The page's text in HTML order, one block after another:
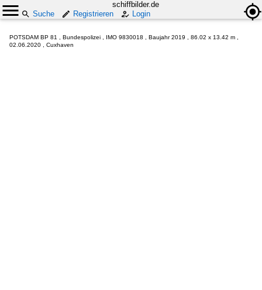
schiffbilder.de
Suche
Registrieren Login
POTSDAM BP 81 , Bundespolizei , IMO 9830018 , Baujahr 2019 , 86.02 x 13.42 m ,
02.06.2020 , Cuxhaven